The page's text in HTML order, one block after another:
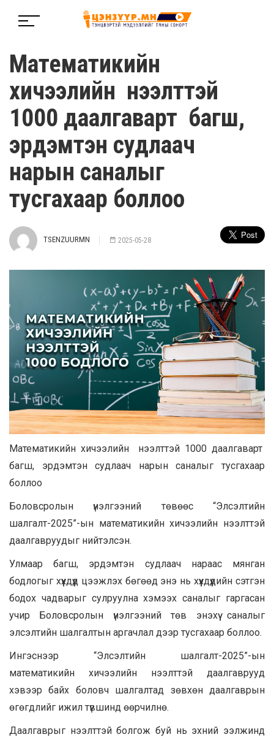
Математикийн
хичээлийн нээлттэй
1000 даалгаварт багш,
эрдэмтэн судлаач
нарын саналыг
тусгахаар боллоо
TSENZUURMN 2025-05-28
Математикийн хичээлийн нээлттэй 1000 даалгаварт
багш, эрдэмтэн судлаач нарын саналыг тусгахаар
боллоо
Боловсролын үнэлгээний төвөөс “Элсэлтийн
шалгалт-2025”-ын математикийн хичээлийн нээлттэй
даалгавруудыг нийтэлсэн.
Улмаар багш, эрдэмтэн судлаач нараас мянган
бодлогыг хүүхдүүд цээжлэх бөгөөд энэ нь хүүхдүүдийн сэтгэн
бодох чадварыг сулруулна хэмээх саналыг гаргасан
учир Боловсролын үнэлгээний төв энэхүү саналыг
элсэлтийн шалгалтын аргачлал дээр тусгахаар боллоо.
Ингэснээр “Элсэлтийн шалгалт-2025”-ын
математикийн хичээлийн нээлттэй даалгаврууд
хэвээр байх боловч шалгалтад зөвхөн даалгаврын
өгөгдлийг ижил түвшинд өөрчилнө.
Даалгаврыг нээлттэй болгож буй нь эхний ээлжинд